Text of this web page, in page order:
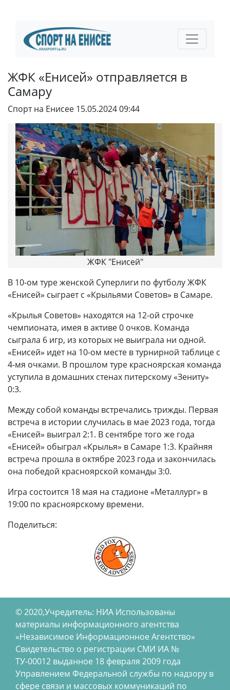
ЖФК «Енисей» отправляется в
Самару
Спорт на Енисее 15.05.2024 09:44
ЖФК "Енисей"
В 10-ом туре женской Суперлиги по футболу ЖФК
«Енисей» сыграет с «Крыльями Советов» в Самаре.
«Крылья Советов» находятся на 12-ой строчке
чемпионата, имея в активе 0 очков. Команда
сыграла 6 игр, из которых не выиграла ни одной.
«Енисей» идет на 10-ом месте в турнирной таблице с
4-мя очками. В прошлом туре красноярская команда
уступила в домашних стенах питерскому «Зениту»
0:3.
Между собой команды встречались трижды. Первая
встреча в истории случилась в мае 2023 года, тогда
«Енисей» выиграл 2:1. В сентябре того же года
«Енисей» обыграл «Крылья» в Самаре 1:3. Крайняя
встреча прошла в октябре 2023 года и закончилась
она победой красноярской команды 3:0.
Игра состоится 18 мая на стадионе «Металлург» в
19:00 по красноярскому времени.
Поделиться:
© 2020,Учредитель: НИА Использованы
материалы информационного агентства
«Независимое Информационное Агентство»
Свидетельство о регистрации СМИ ИА №
ТУ-00012 выданное 18 февраля 2009 года
Управлением Федеральной службы по надзору в
сфере связи и массовых коммуникаций по